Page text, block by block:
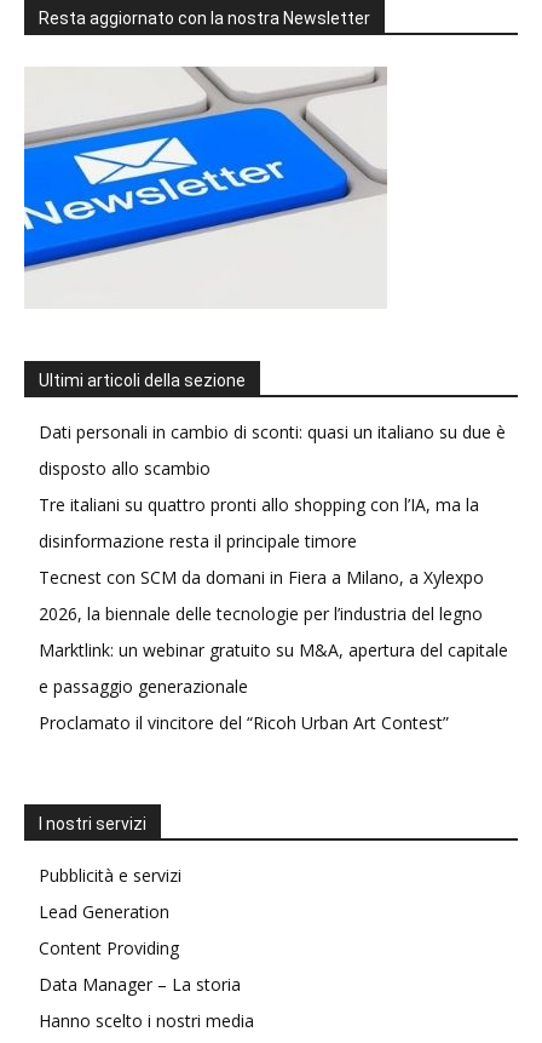
Resta aggiornato con la nostra Newsletter
Ultimi articoli della sezione
Dati personali in cambio di sconti: quasi un italiano su due è
disposto allo scambio
Tre italiani su quattro pronti allo shopping con l’IA, ma la
disinformazione resta il principale timore
Tecnest con SCM da domani in Fiera a Milano, a Xylexpo
2026, la biennale delle tecnologie per l’industria del legno
Marktlink: un webinar gratuito su M&A, apertura del capitale
e passaggio generazionale
Proclamato il vincitore del “Ricoh Urban Art Contest”
I nostri servizi
Pubblicità e servizi
Lead Generation
Content Providing
Data Manager – La storia
Hanno scelto i nostri media